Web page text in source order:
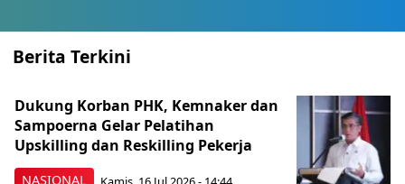
Berita Terkini
NASIONAL
Dukung Korban PHK, Kemnaker dan
Sampoerna Gelar Pelatihan
Upskilling dan Reskilling Pekerja